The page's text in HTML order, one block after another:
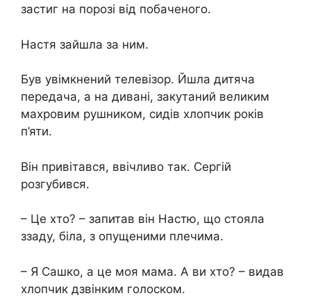
застиг на порозі від побаченого.
Настя зайшла за ним.
Був увімкнений телевізор. Йшла дитяча
передача, а на дивані, закутаний великим
махровим рушником, сидів хлопчик років
п’яти.
Він привітався, ввічливо так. Сергій
розгубився.
– Це хто? – запитав він Настю, що стояла
ззаду, біла, з опущеними плечима.
– Я Сашко, а це моя мама. А ви хто? – видав
хлопчик дзвінким голоском.